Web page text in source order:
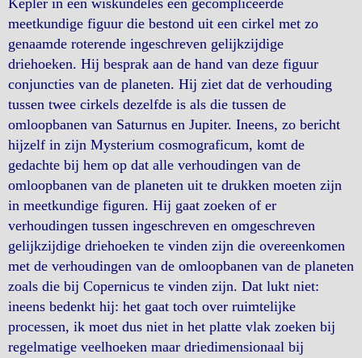
Kepler in een wiskundeles een gecompliceerde
meetkundige figuur die bestond uit een cirkel met zo
genaamde roterende ingeschreven gelijkzijdige
driehoeken. Hij besprak aan de hand van deze figuur
conjuncties van de planeten. Hij ziet dat de verhouding
tussen twee cirkels dezelfde is als die tussen de
omloopbanen van Saturnus en Jupiter. Ineens, zo bericht
hijzelf in zijn Mysterium cosmograficum, komt de
gedachte bij hem op dat alle verhoudingen van de
omloopbanen van de planeten uit te drukken moeten zijn
in meetkundige figuren. Hij gaat zoeken of er
verhoudingen tussen ingeschreven en omgeschreven
gelijkzijdige driehoeken te vinden zijn die overeenkomen
met de verhoudingen van de omloopbanen van de planeten
zoals die bij Copernicus te vinden zijn. Dat lukt niet:
ineens bedenkt hij: het gaat toch over ruimtelijke
processen, ik moet dus niet in het platte vlak zoeken bij
regelmatige veelhoeken maar driedimensionaal bij